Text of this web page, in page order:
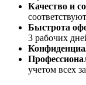
Качество и
Быстрота
3 рабочих
учетом всех